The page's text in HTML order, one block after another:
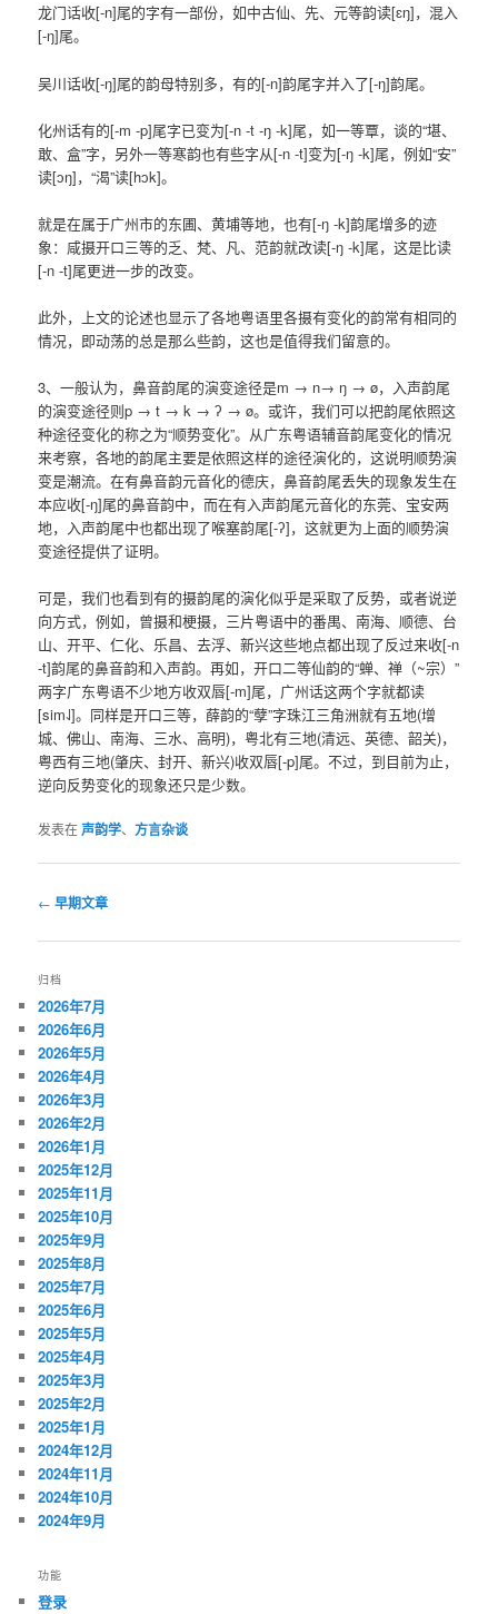
龙门话收[-n]尾的字有一部份，如中古仙、先、元等韵读[ɛŋ]，混入
[-ŋ]尾。
吴川话收[-ŋ]尾的韵母特别多，有的[-n]韵尾字并入了[-ŋ]韵尾。
化州话有的[-m -p]尾字已变为[-n -t -ŋ -k]尾，如一等覃，谈的“堪、
敢、盒”字，另外一等寒韵也有些字从[-n -t]变为[-ŋ -k]尾，例如“安”
读[ɔŋ]，“渴”读[hɔk]。
就是在属于广州市的东圃、黄埔等地，也有[-ŋ -k]韵尾增多的迹
象：咸摄开口三等的乏、梵、凡、范韵就改读[-ŋ -k]尾，这是比读
[-n -t]尾更进一步的改变。
此外，上文的论述也显示了各地粤语里各摄有变化的韵常有相同的
情况，即动荡的总是那么些韵，这也是值得我们留意的。
3、一般认为，鼻音韵尾的演变途径是m → n→ ŋ → ø，入声韵尾
的演变途径则p → t → k → ʔ → ø。或许，我们可以把韵尾依照这
种途径变化的称之为“顺势变化”。从广东粤语辅音韵尾变化的情况
来考察，各地的韵尾主要是依照这样的途径演化的，这说明顺势演
变是潮流。在有鼻音韵元音化的德庆，鼻音韵尾丢失的现象发生在
本应收[-ŋ]尾的鼻音韵中，而在有入声韵尾元音化的东莞、宝安两
地，入声韵尾中也都出现了喉塞韵尾[-ʔ]，这就更为上面的顺势演
变途径提供了证明。
可是，我们也看到有的摄韵尾的演化似乎是采取了反势，或者说逆
向方式，例如，曾摄和梗摄，三片粤语中的番禺、南海、顺德、台
山、开平、仁化、乐昌、去浮、新兴这些地点都出现了反过来收[-n
-t]韵尾的鼻音韵和入声韵。再如，开口二等仙韵的“蝉、禅（~宗）”
两字广东粤语不少地方收双唇[-m]尾，广州话这两个字就都读
[sim˨˩]。同样是开口三等，薛韵的“孽”字珠江三角洲就有五地(增
城、佛山、南海、三水、高明)，粤北有三地(清远、英德、韶关)，
粤西有三地(肇庆、封开、新兴)收双唇[-p]尾。不过，到目前为止，
逆向反势变化的现象还只是少数。
发表在声韵学、方言杂谈
文
导
航
← 早期文章
归档
2026年7月
2026年6月
2026年5月
2026年4月
2026年3月
2026年2月
2026年1月
2025年12月
2025年11月
2025年10月
2025年9月
2025年8月
2025年7月
2025年6月
2025年5月
2025年4月
2025年3月
2025年2月
2025年1月
2024年12月
2024年11月
2024年10月
2024年9月
功能
登录